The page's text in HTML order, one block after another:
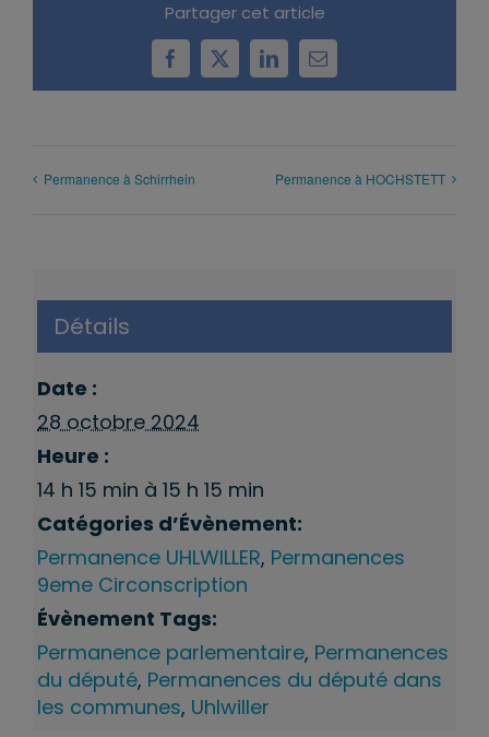
Partager cet article
Facebook
X LinkedInEmail
Permanence à Schirrhein Permanence à HOCHSTETT
Détails
Date :
28 octobre 2024
Heure :
14 h 15 min à 15 h 15 min
Catégories d’Évènement:
Permanence UHLWILLER, Permanences
9eme Circonscription
Évènement Tags:
Permanence parlementaire, Permanences
du député, Permanences du député dans
les communes, Uhlwiller